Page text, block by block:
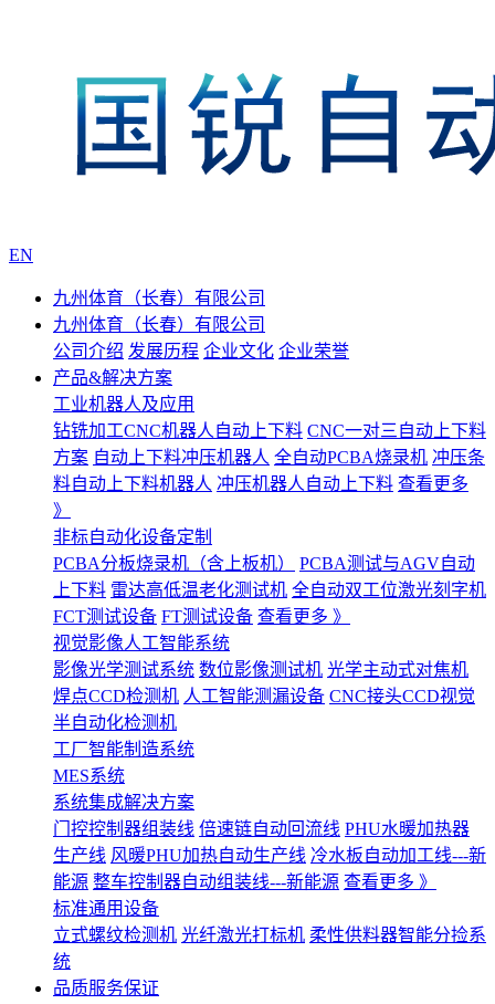
EN
九州体育（长春）有限公司
九州体育（长春）有限公司
公司介绍 发展历程 企业文化 企业荣誉
产品&解决方案
工业机器人及应用
钻铣加工CNC机器人自动上下料 CNC一对三自动上下料
方案 自动上下料冲压机器人 全自动PCBA烧录机 冲压条
料自动上下料机器人 冲压机器人自动上下料 查看更多
》
非标自动化设备定制
PCBA分板烧录机（含上板机）
PCBA测试与AGV自动
上下料 雷达高低温老化测试机 全自动双工位激光刻字机
FCT测试设备 FT测试设备 查看更多 》
视觉影像人工智能系统
影像光学测试系统 数位影像测试机 光学主动式对焦机
焊点CCD检测机 人工智能测漏设备 CNC接头CCD视觉
半自动化检测机
工厂智能制造系统
MES系统
系统集成解决方案
门控控制器组装线 倍速链自动回流线 PHU水暖加热器
生产线 风暖PHU加热自动生产线 冷水板自动加工线---新
能源 整车控制器自动组装线---新能源 查看更多 》
标准通用设备
立式螺纹检测机 光纤激光打标机 柔性供料器智能分捡系
统
品质服务保证